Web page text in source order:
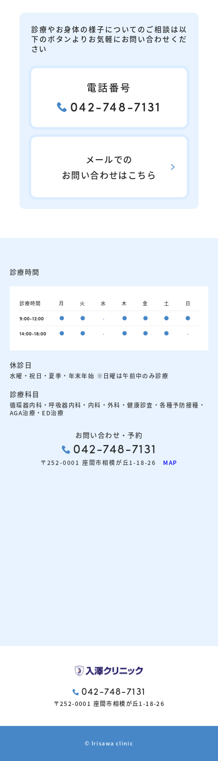
診療やお身体の様子についてのご相談は以
下のボタンよりお気軽にお問い合わせくだ
さい
電話番号
042-748-7131
メールでの
お問い合わせはこちら
診療時間
診療時間 月 火 水 木 金 土 日
9:00-12:00 ● ● - ● ● ● ●
14:00-18:00 ● ● - ● ● ● -
休診日
水曜・祝日・夏季・年末年始 ※日曜は午前中のみ診療
診療科目
循環器内科・呼吸器内科・内科・外科・健康診査・各種予防接種・
AGA治療・ED治療
お問い合わせ・予約
042-748-7131
〒252-0001 座間市相模が丘1-18-26 MAP
042-748-7131
〒252-0001 座間市相模が丘1-18-26
© Irisawa clinic